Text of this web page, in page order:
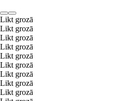
Likt grozā
Likt grozā
Likt grozā
Likt grozā
Likt grozā
Likt grozā
Likt grozā
Likt grozā
Likt grozā